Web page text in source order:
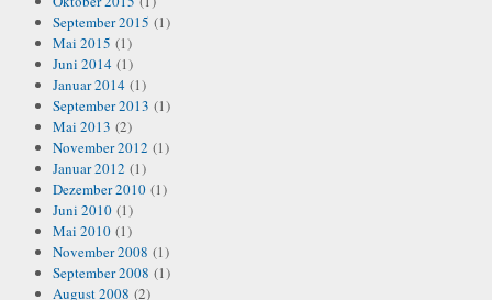
September 2015 (1)
Mai 2015 (1)
Juni 2014 (1)
Januar 2014 (1)
September 2013 (1)
Mai 2013 (2)
November 2012 (1)
Januar 2012 (1)
Dezember 2010 (1)
Juni 2010 (1)
Mai 2010 (1)
November 2008 (1)
September 2008 (1)
August 2008 (2)